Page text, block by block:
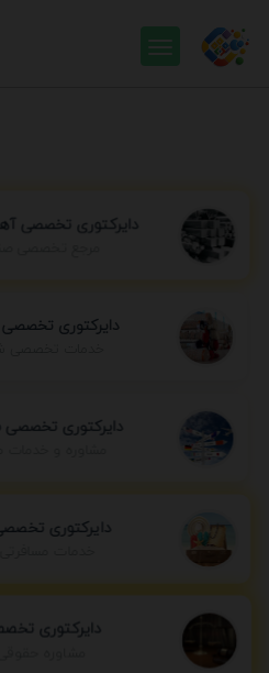
دایرکتوری تخصصی
مرجع تخصصی
دایرکتوری
خدمات تخصصی
دایرکتوری تخصصی
مشاوره و خدمات
دایرکتوری
دایرکتوری